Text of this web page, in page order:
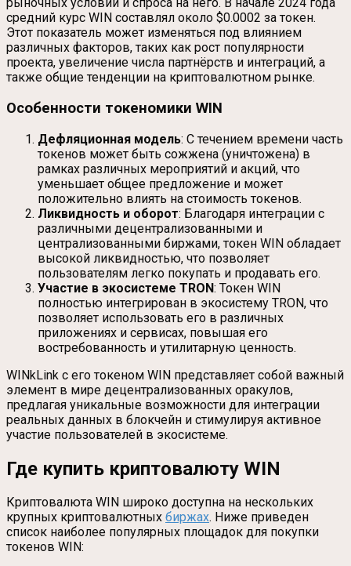
средний курс WIN составлял около $0.0002 за токен.
Этот показатель может изменяться под влиянием
различных факторов, таких как рост популярности
проекта, увеличение числа партнёрств и интеграций, а
также общие тенденции на криптовалютном рынке.
Особенности токеномики WIN
Дефляционная модель: С течением времени часть
токенов может быть сожжена (уничтожена) в
рамках различных мероприятий и акций, что
уменьшает общее предложение и может
положительно влиять на стоимость токенов.
Ликвидность и оборот: Благодаря интеграции с
различными децентрализованными и
централизованными биржами, токен WIN обладает
высокой ликвидностью, что позволяет
пользователям легко покупать и продавать его.
Участие в экосистеме TRON: Токен WIN
полностью интегрирован в экосистему TRON, что
позволяет использовать его в различных
приложениях и сервисах, повышая его
востребованность и утилитарную ценность.
WINkLink с его токеном WIN представляет собой важный
элемент в мире децентрализованных оракулов,
предлагая уникальные возможности для интеграции
реальных данных в блокчейн и стимулируя активное
участие пользователей в экосистеме.
Где купить криптовалюту WIN
Криптовалюта WIN широко доступна на нескольких
крупных криптовалютных биржах. Ниже приведен
список наиболее популярных площадок для покупки
токенов WIN: